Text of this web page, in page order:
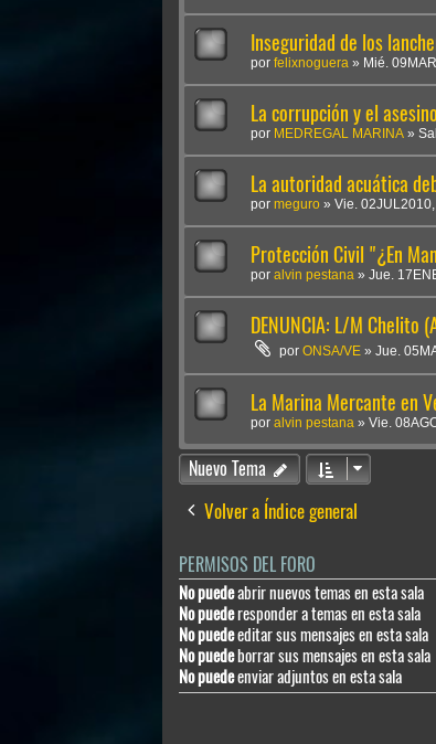
Inseguridad de los
por felixnoguera » Mié.
La corrupción y el
por MEDREGAL MARINA »
La autoridad acuática
por meguro » Vie.
Protección Civil "¿En
por alvin pestana » Jue.
DENUNCIA: L/M Chelito
porONSA/VE »Jue.
La Marina Mercante en
por alvin pestana » Vie.
Nuevo Tema
Volver a Índice general
PERMISOS DEL FORO
No puedeabrir nuevos temas en esta sala
No puederesponder a temas en esta sala
No puedeeditar sus mensajes en esta sala
No puedeborrar sus mensajes en esta sala
No puedeenviar adjuntos en esta sala